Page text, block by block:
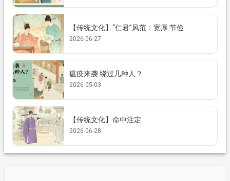
【传统文化】“仁君”风范：宽厚 节俭
2026-06-27
瘟疫来袭 绕过几种人？
2026-05-03
【传统文化】命中注定
2026-06-28